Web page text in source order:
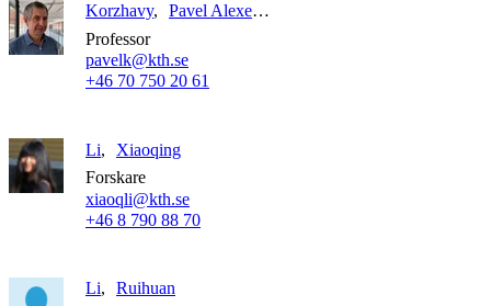
Korzhavy
Pavel Alexeevich
Professor
pavelk@kth.se
+46 70 750 20 61
Li
Xiaoqing
Forskare
xiaoqli@kth.se
+46 8 790 88 70
Li
Ruihuan